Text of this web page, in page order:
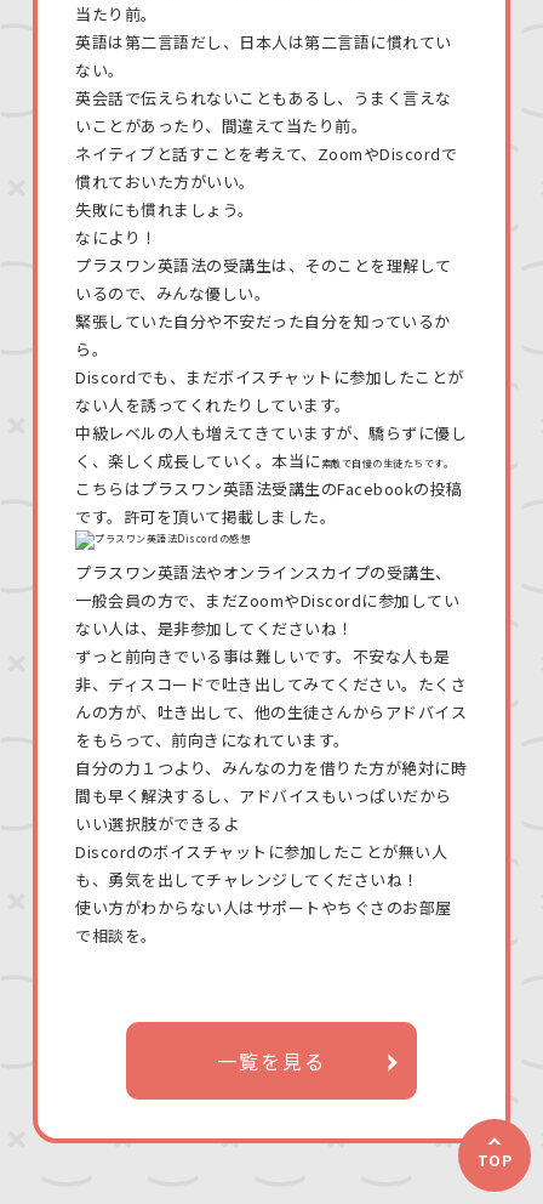
当たり前。
英語は第二言語だし、日本人は第二言語に慣れてい
ない。
英会話で伝えられないこともあるし、うまく言えな
いことがあったり、間違えて当たり前。
ネイティブと話すことを考えて、ZoomやDiscordで
慣れておいた方がいい。
失敗にも慣れましょう。
なにより！
プラスワン英語法の受講生は、そのことを理解して
いるので、みんな優しい。
緊張していた自分や不安だった自分を知っているか
ら。
Discordでも、まだボイスチャットに参加したことが
ない人を誘ってくれたりしています。
中級レベルの人も増えてきていますが、驕らずに優し
く、楽しく成長していく。本当に素敵で自慢の生徒たちです。
こちらはプラスワン英語法受講生のFacebookの投稿
です。許可を頂いて掲載しました。
プラスワン英語法やオンラインスカイプの受講生、
一般会員の方で、まだZoomやDiscordに参加してい
ない人は、是非参加してくださいね！
ずっと前向きでいる事は難しいです。不安な人も是
非、ディスコードで吐き出してみてください。たくさ
んの方が、吐き出して、他の生徒さんからアドバイス
をもらって、前向きになれています。
自分の力１つより、みんなの力を借りた方が絶対に時
間も早く解決するし、アドバイスもいっぱいだから
いい選択肢ができるよ
Discordのボイスチャットに参加したことが無い人
も、勇気を出してチャレンジしてくださいね！
使い方がわからない人はサポートやちぐさのお部屋
で相談を。
一覧を見る
TOP